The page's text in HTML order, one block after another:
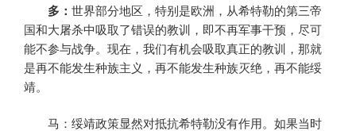
多： 世界部分地区，特别是欧洲，从希特勒的第三帝
国和大屠杀中吸取了错误的教训，即不再军事干预，尽可
能不参与战争。现在，我们有机会吸取真正的教训，那就
是再不能发生种族主义，再不能发生种族灭绝，再不能绥
靖。
马：绥靖政策显然对抵抗希特勒没有作用。如果当时